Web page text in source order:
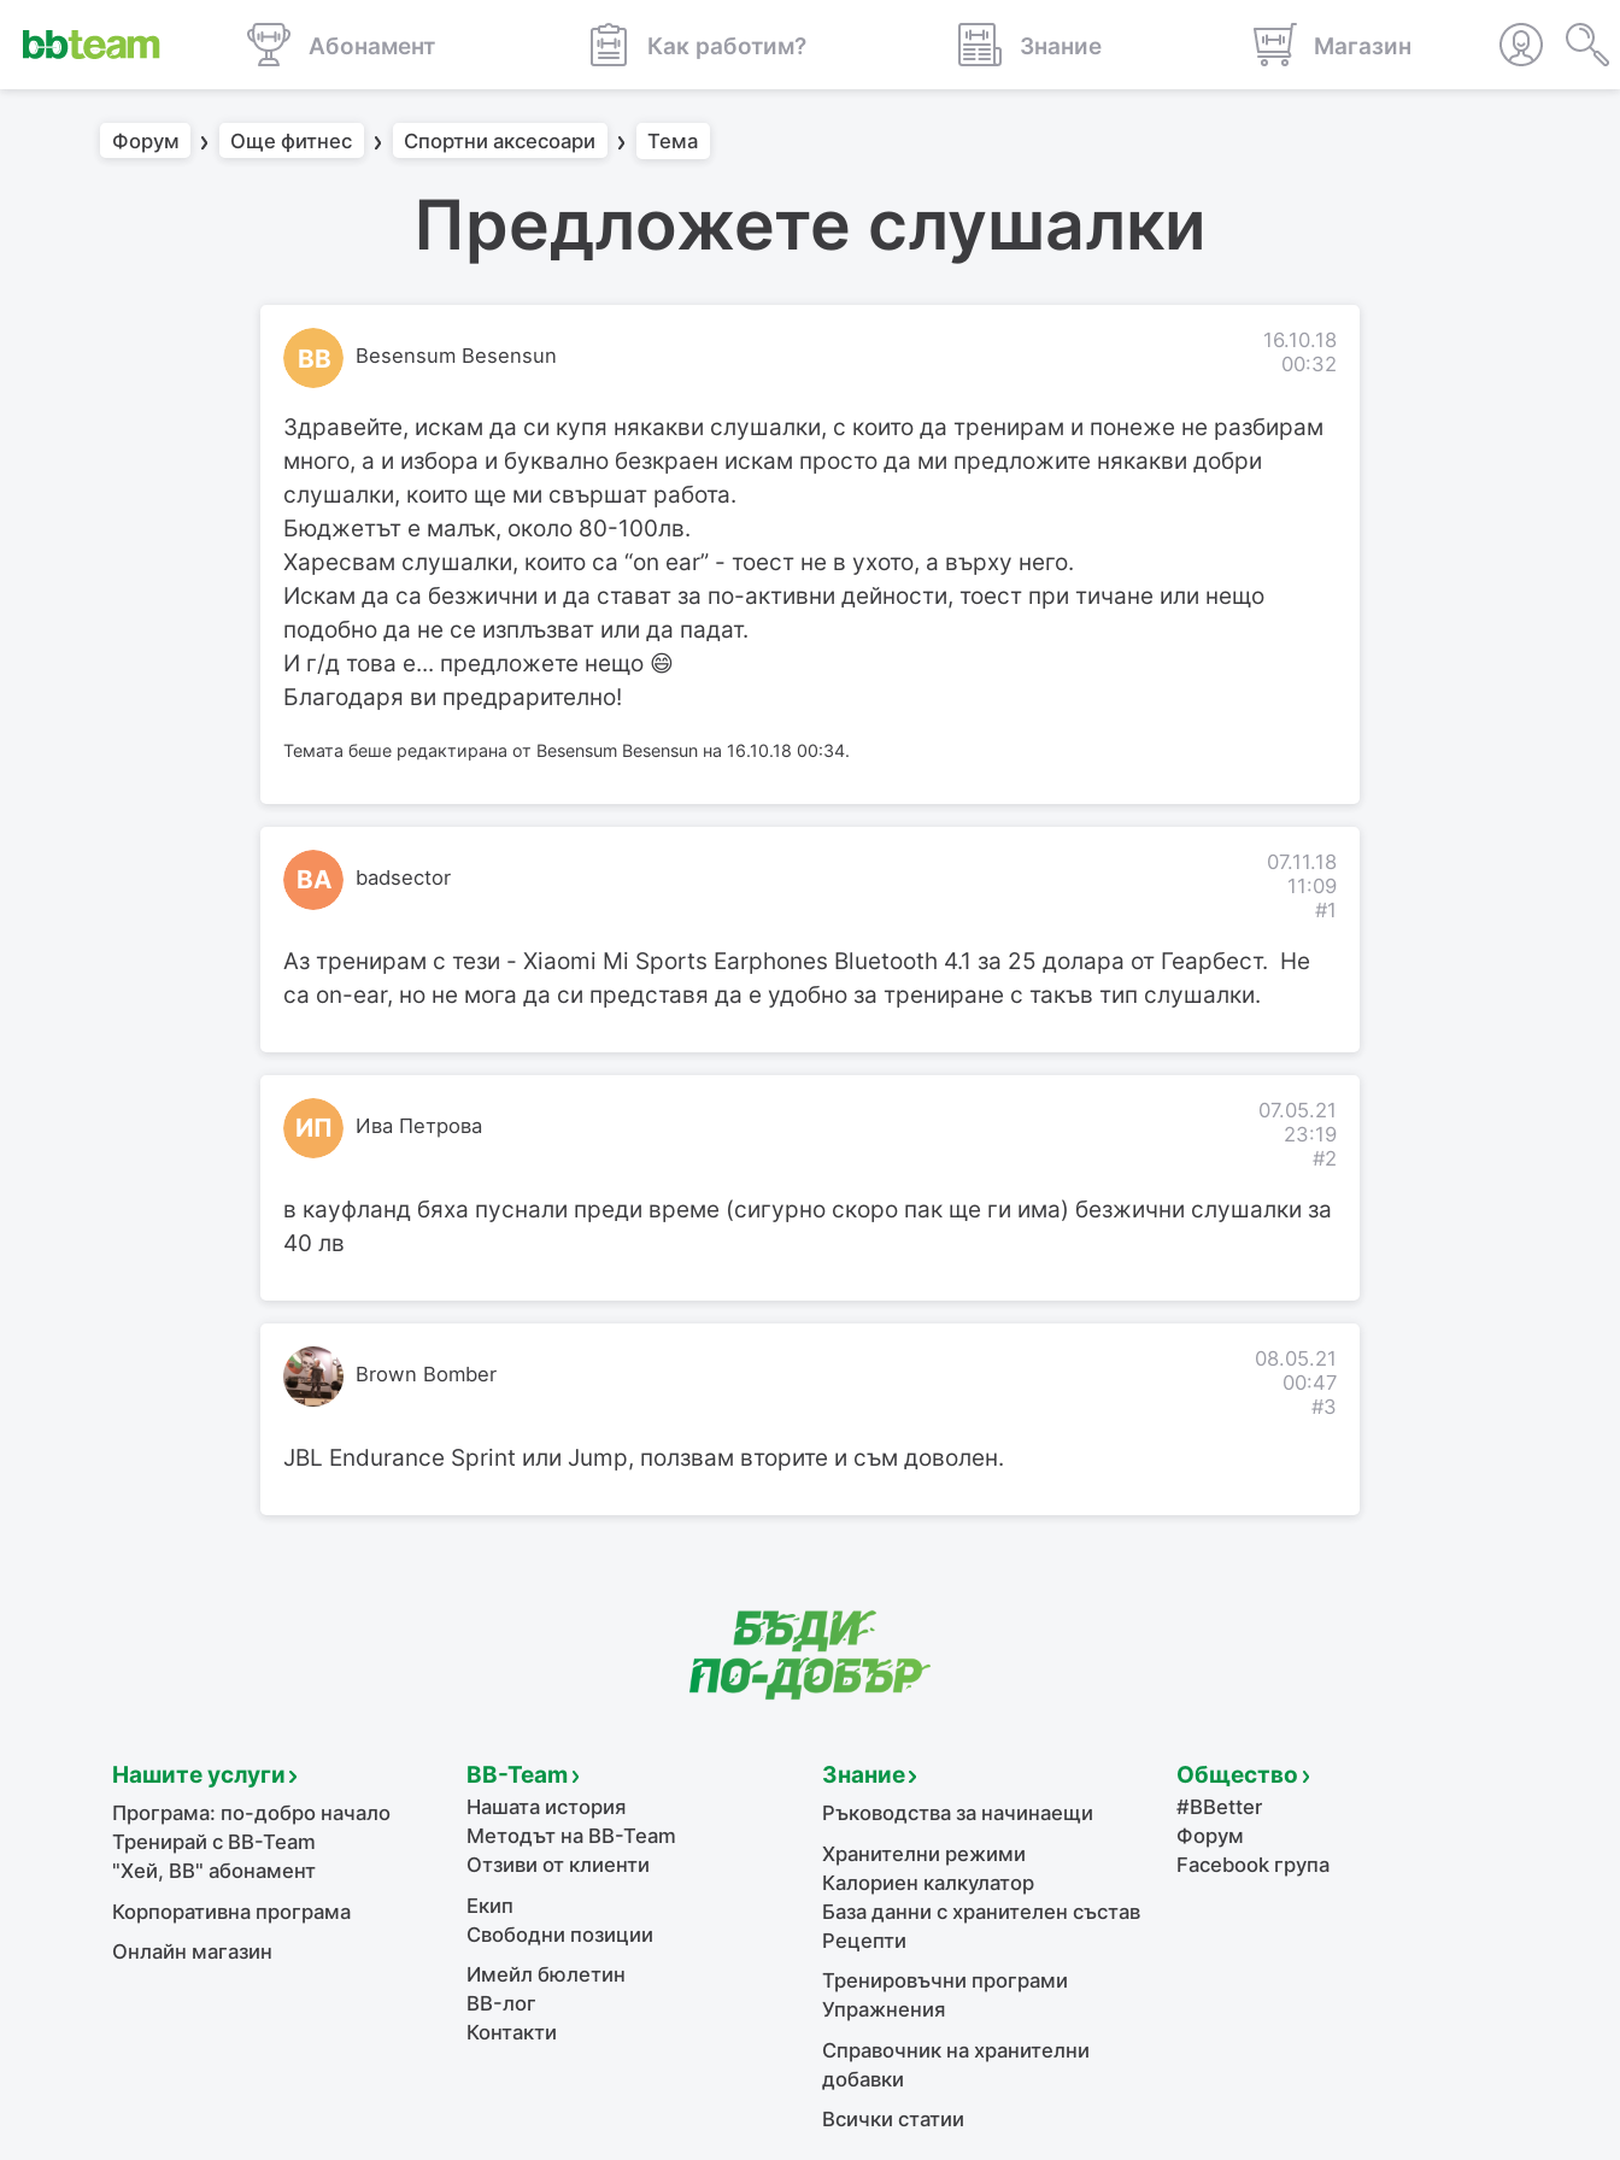
Абонамент Как работим? Знание Магазин
Форум Още фитнес Спортни аксесоари Тема
Предложете слушалки
BB Besensum Besensun
16.10.18
00:32
Здравейте, искам да си купя някакви слушалки, с които да тренирам и понеже не разбирам
много, а и избора и буквално безкраен искам просто да ми предложите някакви добри
слушалки, които ще ми свършат работа.
Бюджетът е малък, около 80-100лв.
Харесвам слушалки, които са “on ear” - тоест не в ухото, а върху него.
Искам да са безжични и да стават за по-активни дейности, тоест при тичане или нещо
подобно да не се изплъзват или да падат.
И г/д това е... предложете нещо 😄
Благодаря ви предрарително!
Темата беше редактирана от Besensum Besensun на 16.10.18 00:34.
BA badsector
07.11.18
11:09
#1
Аз тренирам с тези - Xiaomi Mi Sports Earphones Bluetooth 4.1 за 25 долара от Геарбест. Не
са on-ear, но не мога да си представя да е удобно за трениране с такъв тип слушалки.
ИП Ива Петрова
07.05.21
23:19
#2
в кауфланд бяха пуснали преди време (сигурно скоро пак ще ги има) безжични слушалки за
40 лв
Brown Bomber
08.05.21
00:47
#3
JBL Endurance Sprint или Jump, ползвам вторите и съм доволен.
Нашите услуги
Програма: по-добро начало
Тренирай с BB-Team
"Хей, ВВ" абонамент
Корпоративна програма
Онлайн магазин
BB-Team
Нашата история
Методът на BB-Team
Отзиви от клиенти
Екип
Свободни позиции
Имейл бюлетин
BB-лог
Контакти
Знание
Ръководства за начинаещи
Хранителни режими
Калориен калкулатор
База данни с хранителен състав
Рецепти
Тренировъчни програми
Упражнения
Справочник на хранителни
добавки
Всички статии
Общество
#BBetter
Форум
Facebook група